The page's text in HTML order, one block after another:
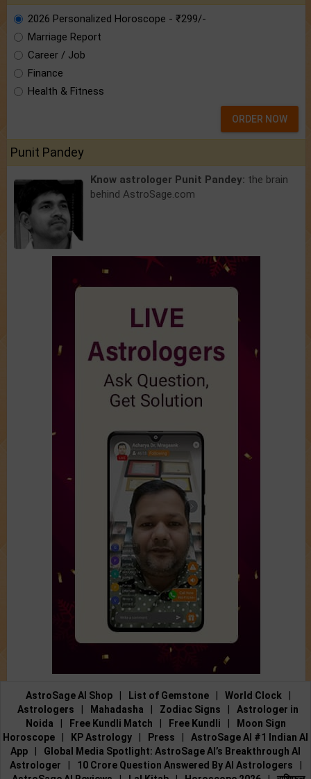
2026 Personalized Horoscope - ₹299/-
Marriage Report
Career / Job
Finance
Health & Fitness
ORDER NOW
Punit Pandey
Know astrologer Punit Pandey: the brain
behind AstroSage.com
AstroSage AI Shop List of Gemstone World Clock
Astrologers
Mahadasha Zodiac Signs
Astrologer in
Noida
Free Kundli Match Free Kundli
Moon Sign
Horoscope
KP Astrology Press
AstroSage AI #1 Indian AI
App
Global Media Spotlight: AstroSage AI’s Breakthrough AI
Astrologer
10 Crore Question Answered By AI Astrologers